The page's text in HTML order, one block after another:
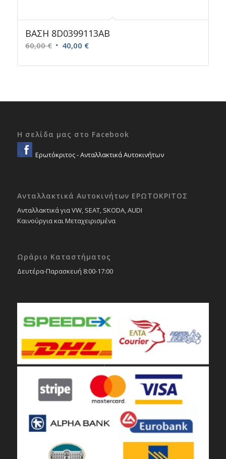
ΒΑΣΗ 8D0399113AB
60,00€ Original
was:
40,00 €Η
τιμή
Η σελίδα μας στο Facebook
Ερωτόκριτος - Ανταλλακτικά Αυτοκινήτων
Ανταλλακτικά Αυτοκινήτων ΕΡΩΤΟΚΡΙΤΟΣ
Ανταλλακτικά για VW, SEAT, SKODA, AUDI
Καινούργια και Μεταχειρισμένα
Ωράριο Καταστήματος
Δευτέρα-Παρασκευή 8:00-17:00